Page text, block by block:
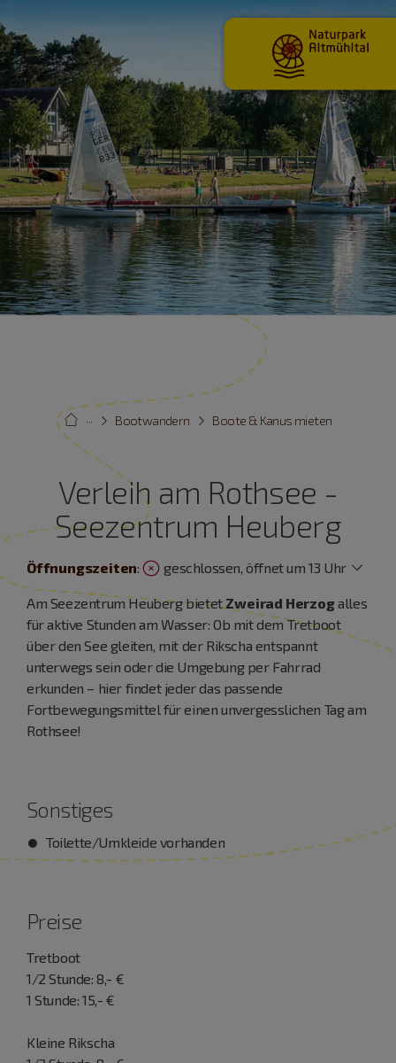
Boote & Kanus mieten
Bootwandern
···
Verleih am Rothsee -
Seezentrum Heuberg
Öffnungszeiten: geschlossen, öffnet um 13 Uhr
Am Seezentrum Heuberg bietetZweirad Herzogalles
für aktive Stunden am Wasser: Ob mit dem Tretboot
über den See gleiten, mit der Rikscha entspannt
unterwegs sein oder die Umgebung per Fahrrad
erkunden – hier findet jeder das passende
Fortbewegungsmittel für einen unvergesslichen Tag am
Rothsee!
Sonstiges
Toilette/Umkleide vorhanden
Preise
Tretboot
1/2 Stunde: 8,- €
1 Stunde: 15,- €
Kleine Rikscha